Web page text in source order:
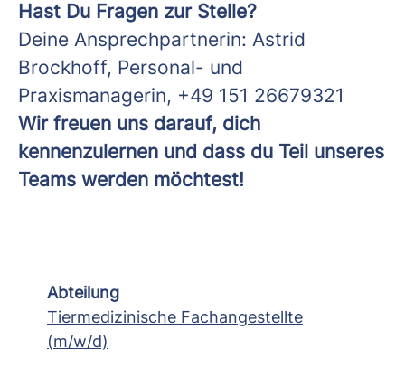
Hast Du Fragen zur Stelle?
Deine Ansprechpartnerin: Astrid
Brockhoff, Personal- und
Praxismanagerin, +49 151 26679321
Wir freuen uns darauf, dich
kennenzulernen und dass du Teil unseres
Teams werden möchtest!
Abteilung
Tiermedizinische Fachangestellte
(m/w/d)